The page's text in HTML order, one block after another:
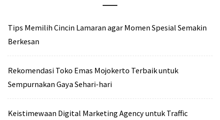
Tips Memilih Cincin Lamaran agar Momen Spesial Semakin
Berkesan
Rekomendasi Toko Emas Mojokerto Terbaik untuk
Sempurnakan Gaya Sehari-hari
Keistimewaan Digital Marketing Agency untuk Traffic